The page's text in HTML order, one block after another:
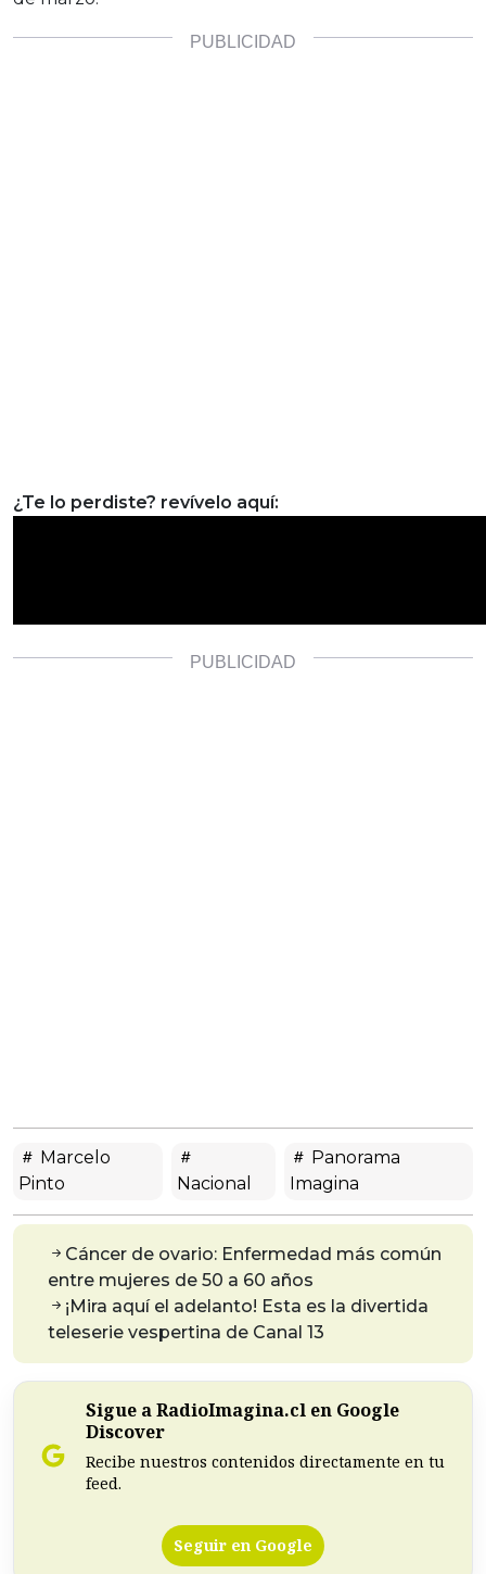
¿Te lo perdiste? revívelo aquí:
Marcelo
Pinto
Nacional
Panorama
Imagina
Cáncer de ovario: Enfermedad más común
entre mujeres de 50 a 60 años
¡Mira aquí el adelanto! Esta es la divertida
teleserie vespertina de Canal 13
Sigue a RadioImagina.cl en Google
Discover
Recibe nuestros contenidos directamente en tu
feed.
Seguir en Google